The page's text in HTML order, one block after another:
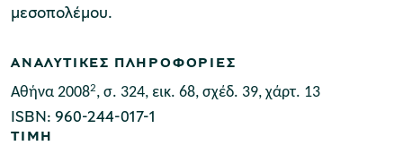
Μουσείο Αργυροτεχνίας
ομάδες
προγράμματα
μεσοπολέμου.
ΑΝΑΛΥΤΙΚΕΣ ΠΛΗΡΟΦΟΡΙΕΣ
Αθήνα 20082, σ. 324, εικ. 68, σχέδ. 39, χάρτ. 13
ISBN: 960-244-017-1
ΤΙΜΗ